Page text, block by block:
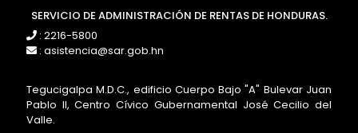
SERVICIO DE ADMINISTRACIÓN DE RENTAS DE HONDURAS.
: 2216-5800
: asistencia@sar.gob.hn
Tegucigalpa M.D.C., edificio Cuerpo Bajo "A" Bulevar Juan
Pablo II, Centro Cívico Gubernamental José Cecilio del
Valle.